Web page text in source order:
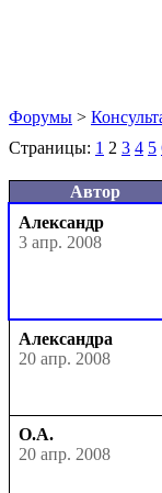
Форумы >
Страницы: 1 2 3 4 5
Автор
Александр
3 апр. 2008
Александра
20 апр. 2008
О.А.
20 апр. 2008